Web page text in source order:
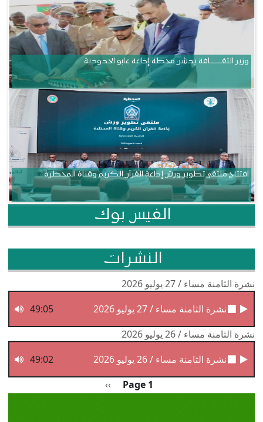
وزير الثقــــــــــافة يدشن محطة إذاعة غابو الحدودية
افتتاح ملتقى تطوير ورش إذاعة القرآن الكريم وقناة المحظرة
الفيس بوك
النشرات
نشرة الثامنة مساء / 27 يوليو 2026
نشرة الثامنة مساء / 27 يوليو 2026
49:05
نشرة الثامنة مساء / 26 يوليو 2026
نشرة الثامنة مساء / 26 يوليو 2026
49:02
Page 1 الصفحة التالية
››